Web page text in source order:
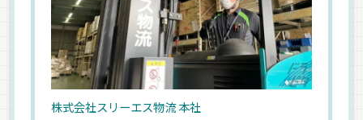
株式会社スリーエス物流 本社